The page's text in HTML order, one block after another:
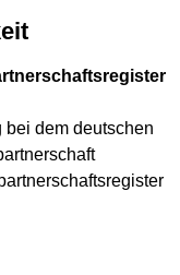
dem deutschen